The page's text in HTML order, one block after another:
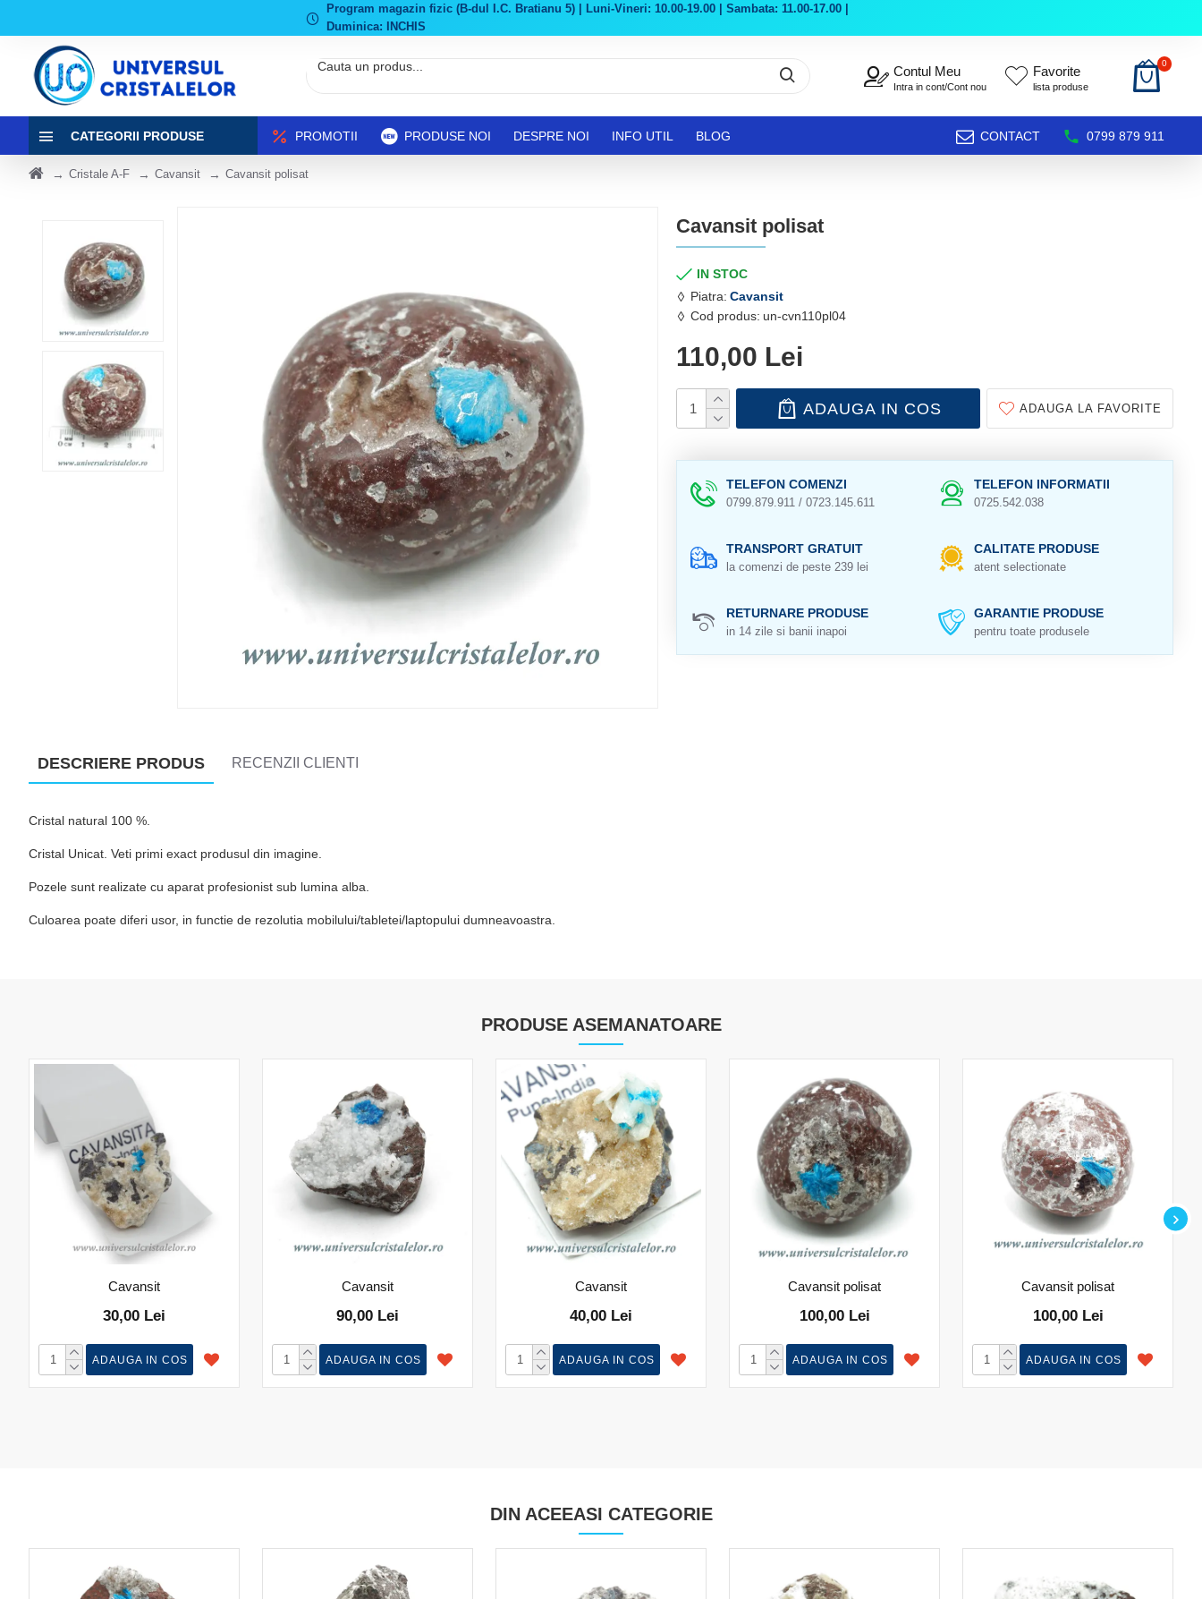
Program magazin fizic (B-dul I.C. Bratianu 5) | Luni-Vineri: 10.00-19.00 | Sambata: 11.00-17.00 |
Duminica: INCHIS
Contul Meu
Intra in cont/Cont nou
Favorite
lista produse
0
CATEGORII PRODUSE PROMOTII PRODUSE NOI DESPRE NOI INFO UTIL BLOG CONTACT 0799 879 911
Cristale A-F Cavansit Cavansit polisat
Cavansit polisat
IN STOC
Piatra: Cavansit
Cod produs: un-cvn110pl04
110,00 Lei
ADAUGA IN COS ADAUGA LA FAVORITE
TELEFON COMENZI
0799.879.911 / 0723.145.611
TELEFON INFORMATII
0725.542.038
TRANSPORT GRATUIT
la comenzi de peste 239 lei
CALITATE PRODUSE
atent selectionate
RETURNARE PRODUSE
in 14 zile si banii inapoi
GARANTIE PRODUSE
pentru toate produsele
DESCRIERE PRODUS RECENZII CLIENTI
Cristal natural 100 %.
Cristal Unicat. Veti primi exact produsul din imagine.
Pozele sunt realizate cu aparat profesionist sub lumina alba.
Culoarea poate diferi usor, in functie de rezolutia mobilului/tabletei/laptopului dumneavoastra.
PRODUSE ASEMANATOARE
Cavansit
30,00 Lei
ADAUGA IN COS
Cavansit
90,00 Lei
ADAUGA IN COS
Cavansit
40,00 Lei
ADAUGA IN COS
Cavansit polisat
100,00 Lei
ADAUGA IN COS
Cavansit polisat
100,00 Lei
ADAUGA IN COS
DIN ACEEASI CATEGORIE